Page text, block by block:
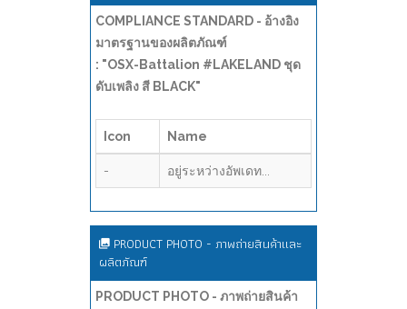
COMPLIANCE STANDARD - อ้างอิง
มาตรฐานของผลิตภัณฑ์
: "OSX-Battalion #LAKELAND ชุด
ดับเพลิง สี BLACK"
Icon Name
- อยู่ระหว่างอัพเดท...
PRODUCT PHOTO - ภาพถ่ายสินค้าและ
ผลิตภัณฑ์
PRODUCT PHOTO - ภาพถ่ายสินค้า